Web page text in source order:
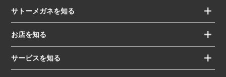
サトーメガネを知る
お店を知る
サービスを知る